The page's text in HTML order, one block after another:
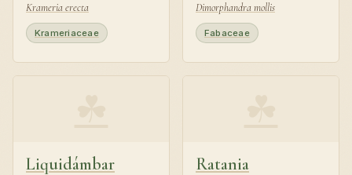
Krameria erecta
Krameriaceae
Dimorphandra mollis
Fabaceae
Liquidámbar Ratania